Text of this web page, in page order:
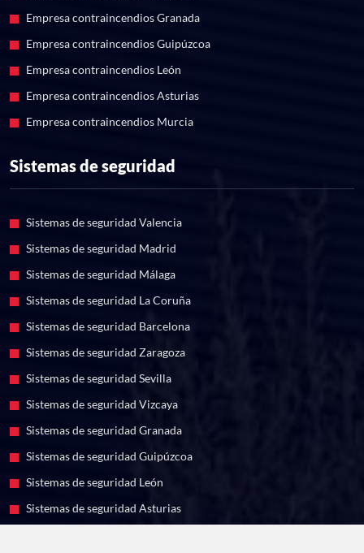
Empresa contraincendios Granada
Empresa contraincendios Guipúzcoa
Empresa contraincendios León
Empresa contraincendios Asturias
Empresa contraincendios Murcia
Sistemas de seguridad
Sistemas de seguridad Valencia
Sistemas de seguridad Madrid
Sistemas de seguridad Málaga
Sistemas de seguridad La Coruña
Sistemas de seguridad Barcelona
Sistemas de seguridad Zaragoza
Sistemas de seguridad Sevilla
Sistemas de seguridad Vizcaya
Sistemas de seguridad Granada
Sistemas de seguridad Guipúzcoa
Sistemas de seguridad León
Sistemas de seguridad Asturias